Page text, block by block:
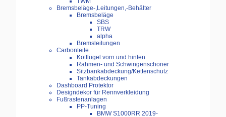
Bremsbeläge-,Leitungen,-Behälter
Bremsbeläge
SBS
TRW
alpha
Bremsleitungen
Carbonteile
Kotflügel vorn und hinten
Rahmen- und Schwingenschoner
Sitzbankabdeckung/Kettenschutz
Tankabdeckungen
Dashboard Protektor
Designdekor für Rennverkleidung
Fußrastenanlagen
PP-Tuning
BMW S1000RR 2019-